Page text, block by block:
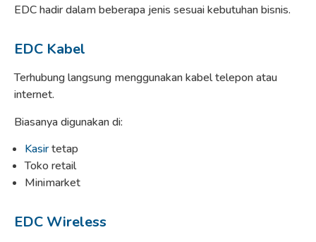
EDC hadir dalam beberapa jenis sesuai kebutuhan bisnis.
EDC Kabel
Terhubung langsung menggunakan kabel telepon atau
internet.
Biasanya digunakan di:
Kasirtetap
Toko retail
Minimarket
EDC Wireless